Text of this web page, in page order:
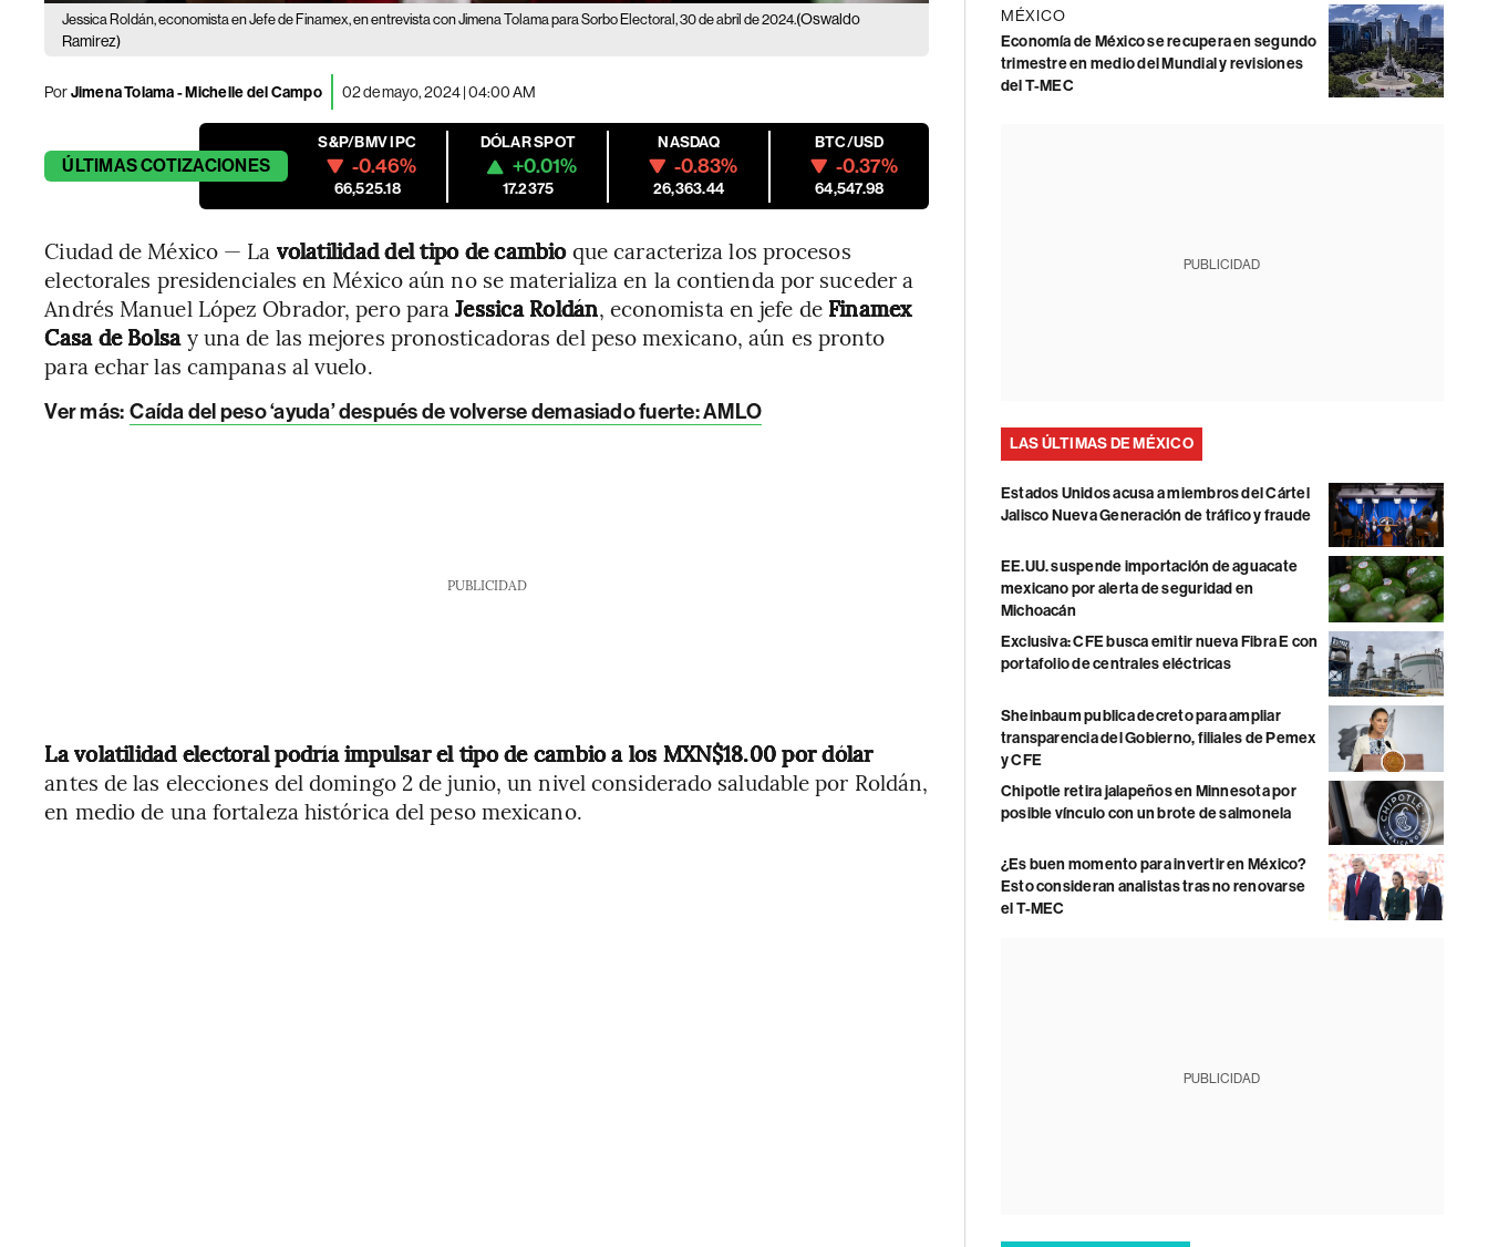
Jessica Roldán, economista en Jefe de Finamex, en entrevista con Jimena Tolama para Sorbo Electoral, 30 de abril de 2024.(Oswaldo
Ramirez)
PorJimena Tolama-Michelle del Campo 02 de mayo, 2024 | 04:00 AM
ÚLTIMASCOTIZACIONES
S&P/BMV IPC
-0.46%
66,525.18
DÓLAR SPOT
+0.01%
17.2375
NASDAQ
-0.83%
26,363.44
BTC/USD
-0.37%
64,547.98
Ciudad de México — La volatilidad del tipo de cambioque caracteriza los procesos
electorales presidenciales en México aún no se materializa en la contienda por suceder a
Andrés Manuel López Obrador, pero paraJessica Roldán, economista en jefe de Finamex
Casa de Bolsay una de las mejores pronosticadoras del peso mexicano, aún es pronto
para echar las campanas al vuelo.
Ver más: Caída del peso ‘ayuda’ después de volverse demasiado fuerte: AMLO
PUBLICIDAD
La volatilidad electoral podría impulsar el tipo de cambio a los MXN$18.00 por dólar
antes de las elecciones del domingo 2 de junio, un nivel considerado saludable por Roldán,
en medio de una fortaleza histórica del peso mexicano.
MÉXICO
Economía de México se recupera en segundo
trimestre en medio del Mundial y revisiones
del T-MEC
PUBLICIDAD
LAS ÚLTIMAS DE MÉXICO
Estados Unidos acusa a miembros del Cártel
Jalisco Nueva Generación de tráfico y fraude
EE.UU. suspende importación de aguacate
mexicano por alerta de seguridad en
Michoacán
Exclusiva: CFE busca emitir nueva Fibra E con
portafolio de centrales eléctricas
Sheinbaum publica decreto para ampliar
transparencia del Gobierno, filiales de Pemex
y CFE
Chipotle retira jalapeños en Minnesota por
posible vínculo con un brote de salmonela
¿Es buen momento para invertir en México?
Esto consideran analistas tras no renovarse
el T-MEC
PUBLICIDAD